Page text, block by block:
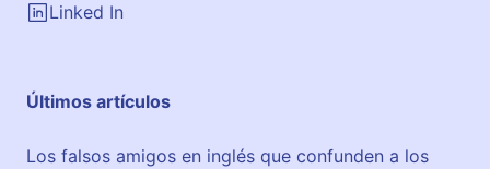
Linked In
Últimos artículos
Los falsos amigos en inglés que confunden a los